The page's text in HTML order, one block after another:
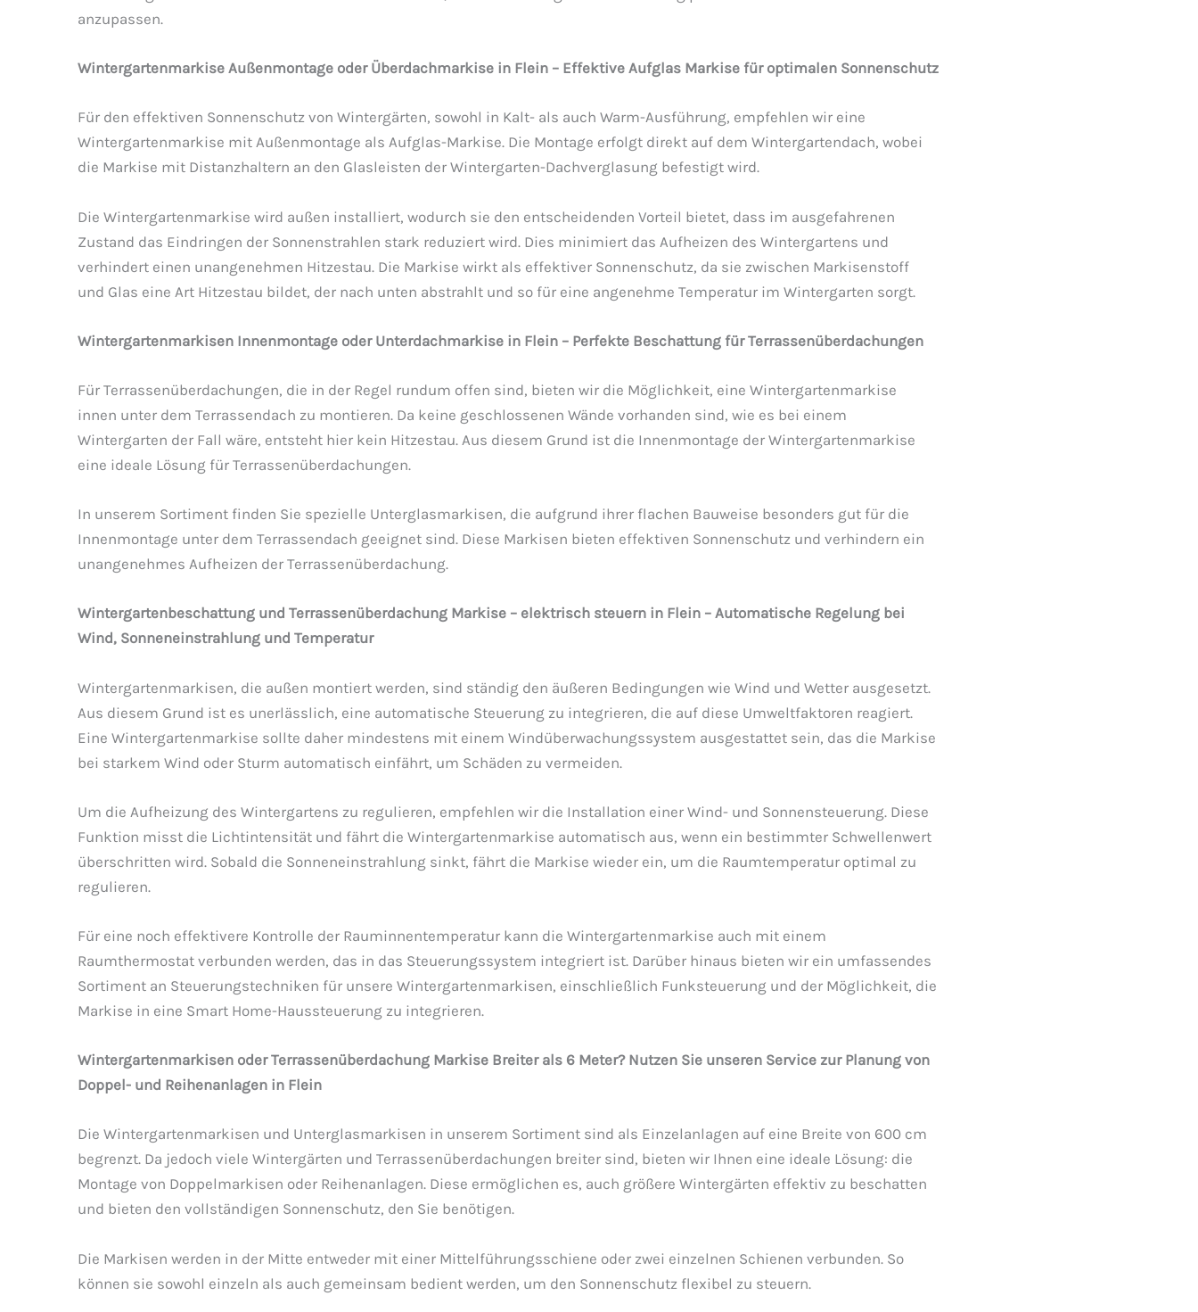
anzupassen.
Wintergartenmarkise Außenmontage oder Überdachmarkise in Flein – Effektive Aufglas Markise für optimalen Sonnenschutz
Für den effektiven Sonnenschutz von Wintergärten, sowohl in Kalt- als auch Warm-Ausführung, empfehlen wir eine
Wintergartenmarkise mit Außenmontage als Aufglas-Markise. Die Montage erfolgt direkt auf dem Wintergartendach, wobei
die Markise mit Distanzhaltern an den Glasleisten der Wintergarten-Dachverglasung befestigt wird.
Die Wintergartenmarkise wird außen installiert, wodurch sie den entscheidenden Vorteil bietet, dass im ausgefahrenen
Zustand das Eindringen der Sonnenstrahlen stark reduziert wird. Dies minimiert das Aufheizen des Wintergartens und
verhindert einen unangenehmen Hitzestau. Die Markise wirkt als effektiver Sonnenschutz, da sie zwischen Markisenstoff
und Glas eine Art Hitzestau bildet, der nach unten abstrahlt und so für eine angenehme Temperatur im Wintergarten sorgt.
Wintergartenmarkisen Innenmontage oder Unterdachmarkise in Flein – Perfekte Beschattung für Terrassenüberdachungen
Für Terrassenüberdachungen, die in der Regel rundum offen sind, bieten wir die Möglichkeit, eine Wintergartenmarkise
innen unter dem Terrassendach zu montieren. Da keine geschlossenen Wände vorhanden sind, wie es bei einem
Wintergarten der Fall wäre, entsteht hier kein Hitzestau. Aus diesem Grund ist die Innenmontage der Wintergartenmarkise
eine ideale Lösung für Terrassenüberdachungen.
In unserem Sortiment finden Sie spezielle Unterglasmarkisen, die aufgrund ihrer flachen Bauweise besonders gut für die
Innenmontage unter dem Terrassendach geeignet sind. Diese Markisen bieten effektiven Sonnenschutz und verhindern ein
unangenehmes Aufheizen der Terrassenüberdachung.
Wintergartenbeschattung und Terrassenüberdachung Markise – elektrisch steuern in Flein – Automatische Regelung bei
Wind, Sonneneinstrahlung und Temperatur
Wintergartenmarkisen, die außen montiert werden, sind ständig den äußeren Bedingungen wie Wind und Wetter ausgesetzt.
Aus diesem Grund ist es unerlässlich, eine automatische Steuerung zu integrieren, die auf diese Umweltfaktoren reagiert.
Eine Wintergartenmarkise sollte daher mindestens mit einem Windüberwachungssystem ausgestattet sein, das die Markise
bei starkem Wind oder Sturm automatisch einfährt, um Schäden zu vermeiden.
Um die Aufheizung des Wintergartens zu regulieren, empfehlen wir die Installation einer Wind- und Sonnensteuerung. Diese
Funktion misst die Lichtintensität und fährt die Wintergartenmarkise automatisch aus, wenn ein bestimmter Schwellenwert
überschritten wird. Sobald die Sonneneinstrahlung sinkt, fährt die Markise wieder ein, um die Raumtemperatur optimal zu
regulieren.
Für eine noch effektivere Kontrolle der Rauminnentemperatur kann die Wintergartenmarkise auch mit einem
Raumthermostat verbunden werden, das in das Steuerungssystem integriert ist. Darüber hinaus bieten wir ein umfassendes
Sortiment an Steuerungstechniken für unsere Wintergartenmarkisen, einschließlich Funksteuerung und der Möglichkeit, die
Markise in eine Smart Home-Haussteuerung zu integrieren.
Wintergartenmarkisen oder Terrassenüberdachung Markise Breiter als 6 Meter? Nutzen Sie unseren Service zur Planung von
Doppel- und Reihenanlagen in Flein
Die Wintergartenmarkisen und Unterglasmarkisen in unserem Sortiment sind als Einzelanlagen auf eine Breite von 600 cm
begrenzt. Da jedoch viele Wintergärten und Terrassenüberdachungen breiter sind, bieten wir Ihnen eine ideale Lösung: die
Montage von Doppelmarkisen oder Reihenanlagen. Diese ermöglichen es, auch größere Wintergärten effektiv zu beschatten
und bieten den vollständigen Sonnenschutz, den Sie benötigen.
Die Markisen werden in der Mitte entweder mit einer Mittelführungsschiene oder zwei einzelnen Schienen verbunden. So
können sie sowohl einzeln als auch gemeinsam bedient werden, um den Sonnenschutz flexibel zu steuern.